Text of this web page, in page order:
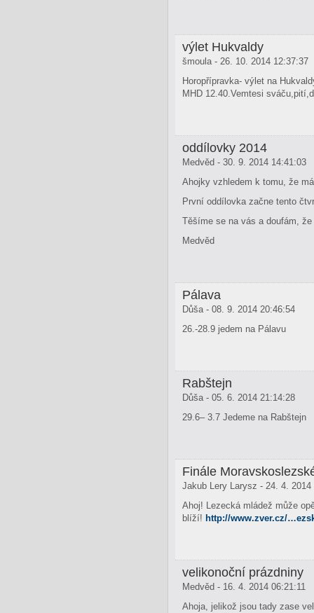
výlet Hukvaldy
šmoula - 26. 10. 2014 12:37:37
Horopřípravka- výlet na
MHD 12.40.Vemtesi
oddílovky 2014
Medvěd - 30. 9. 2014 14:41:03
Ahojky vzhledem k tomu, že
První oddílovka začne tento
Těšíme se na vás a doufám,
Medvěd
Pálava
Důša - 08. 9. 2014 20:46:54
26.-28.9 jedem na Pálavu
Rabštejn
Důša - 05. 6. 2014 21:14:28
29.6– 3.7 Jedeme na Rabštejn
Finále
Jakub Lery Larysz - 24. 4. 2014
Ahoj! Lezecká mládež může
blíží! http://www.zver.cz/
velikonoční prázdniny
Medvěd - 16. 4. 2014 06:21:11
Ahoja, jelikož jsou tady zase